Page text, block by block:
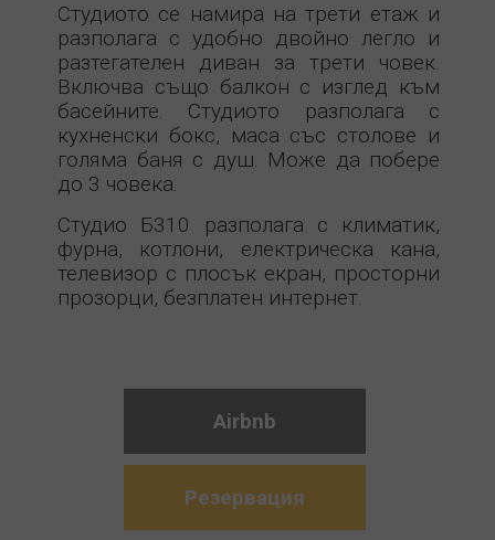
Студиото се намира на трети етаж и
разполага с удобно двойно легло и
разтегателен диван за трети човек.
Включва също балкон с изглед към
басейните. Студиото разполага с
кухненски бокс, маса със столове и
голяма баня с душ. Може да побере
до 3 човека.
Студио Б310 разполага с климатик,
фурна, котлони, електрическа кана,
телевизор с плосък екран, просторни
прозорци, безплатен интернет.
Airbnb
Резервация